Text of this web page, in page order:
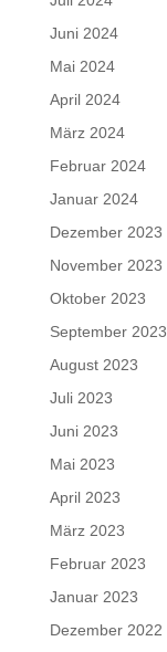
Juni 2024
Mai 2024
April 2024
März 2024
Februar 2024
Januar 2024
Dezember 2023
November 2023
Oktober 2023
September 2023
August 2023
Juli 2023
Juni 2023
Mai 2023
April 2023
März 2023
Februar 2023
Januar 2023
Dezember 2022